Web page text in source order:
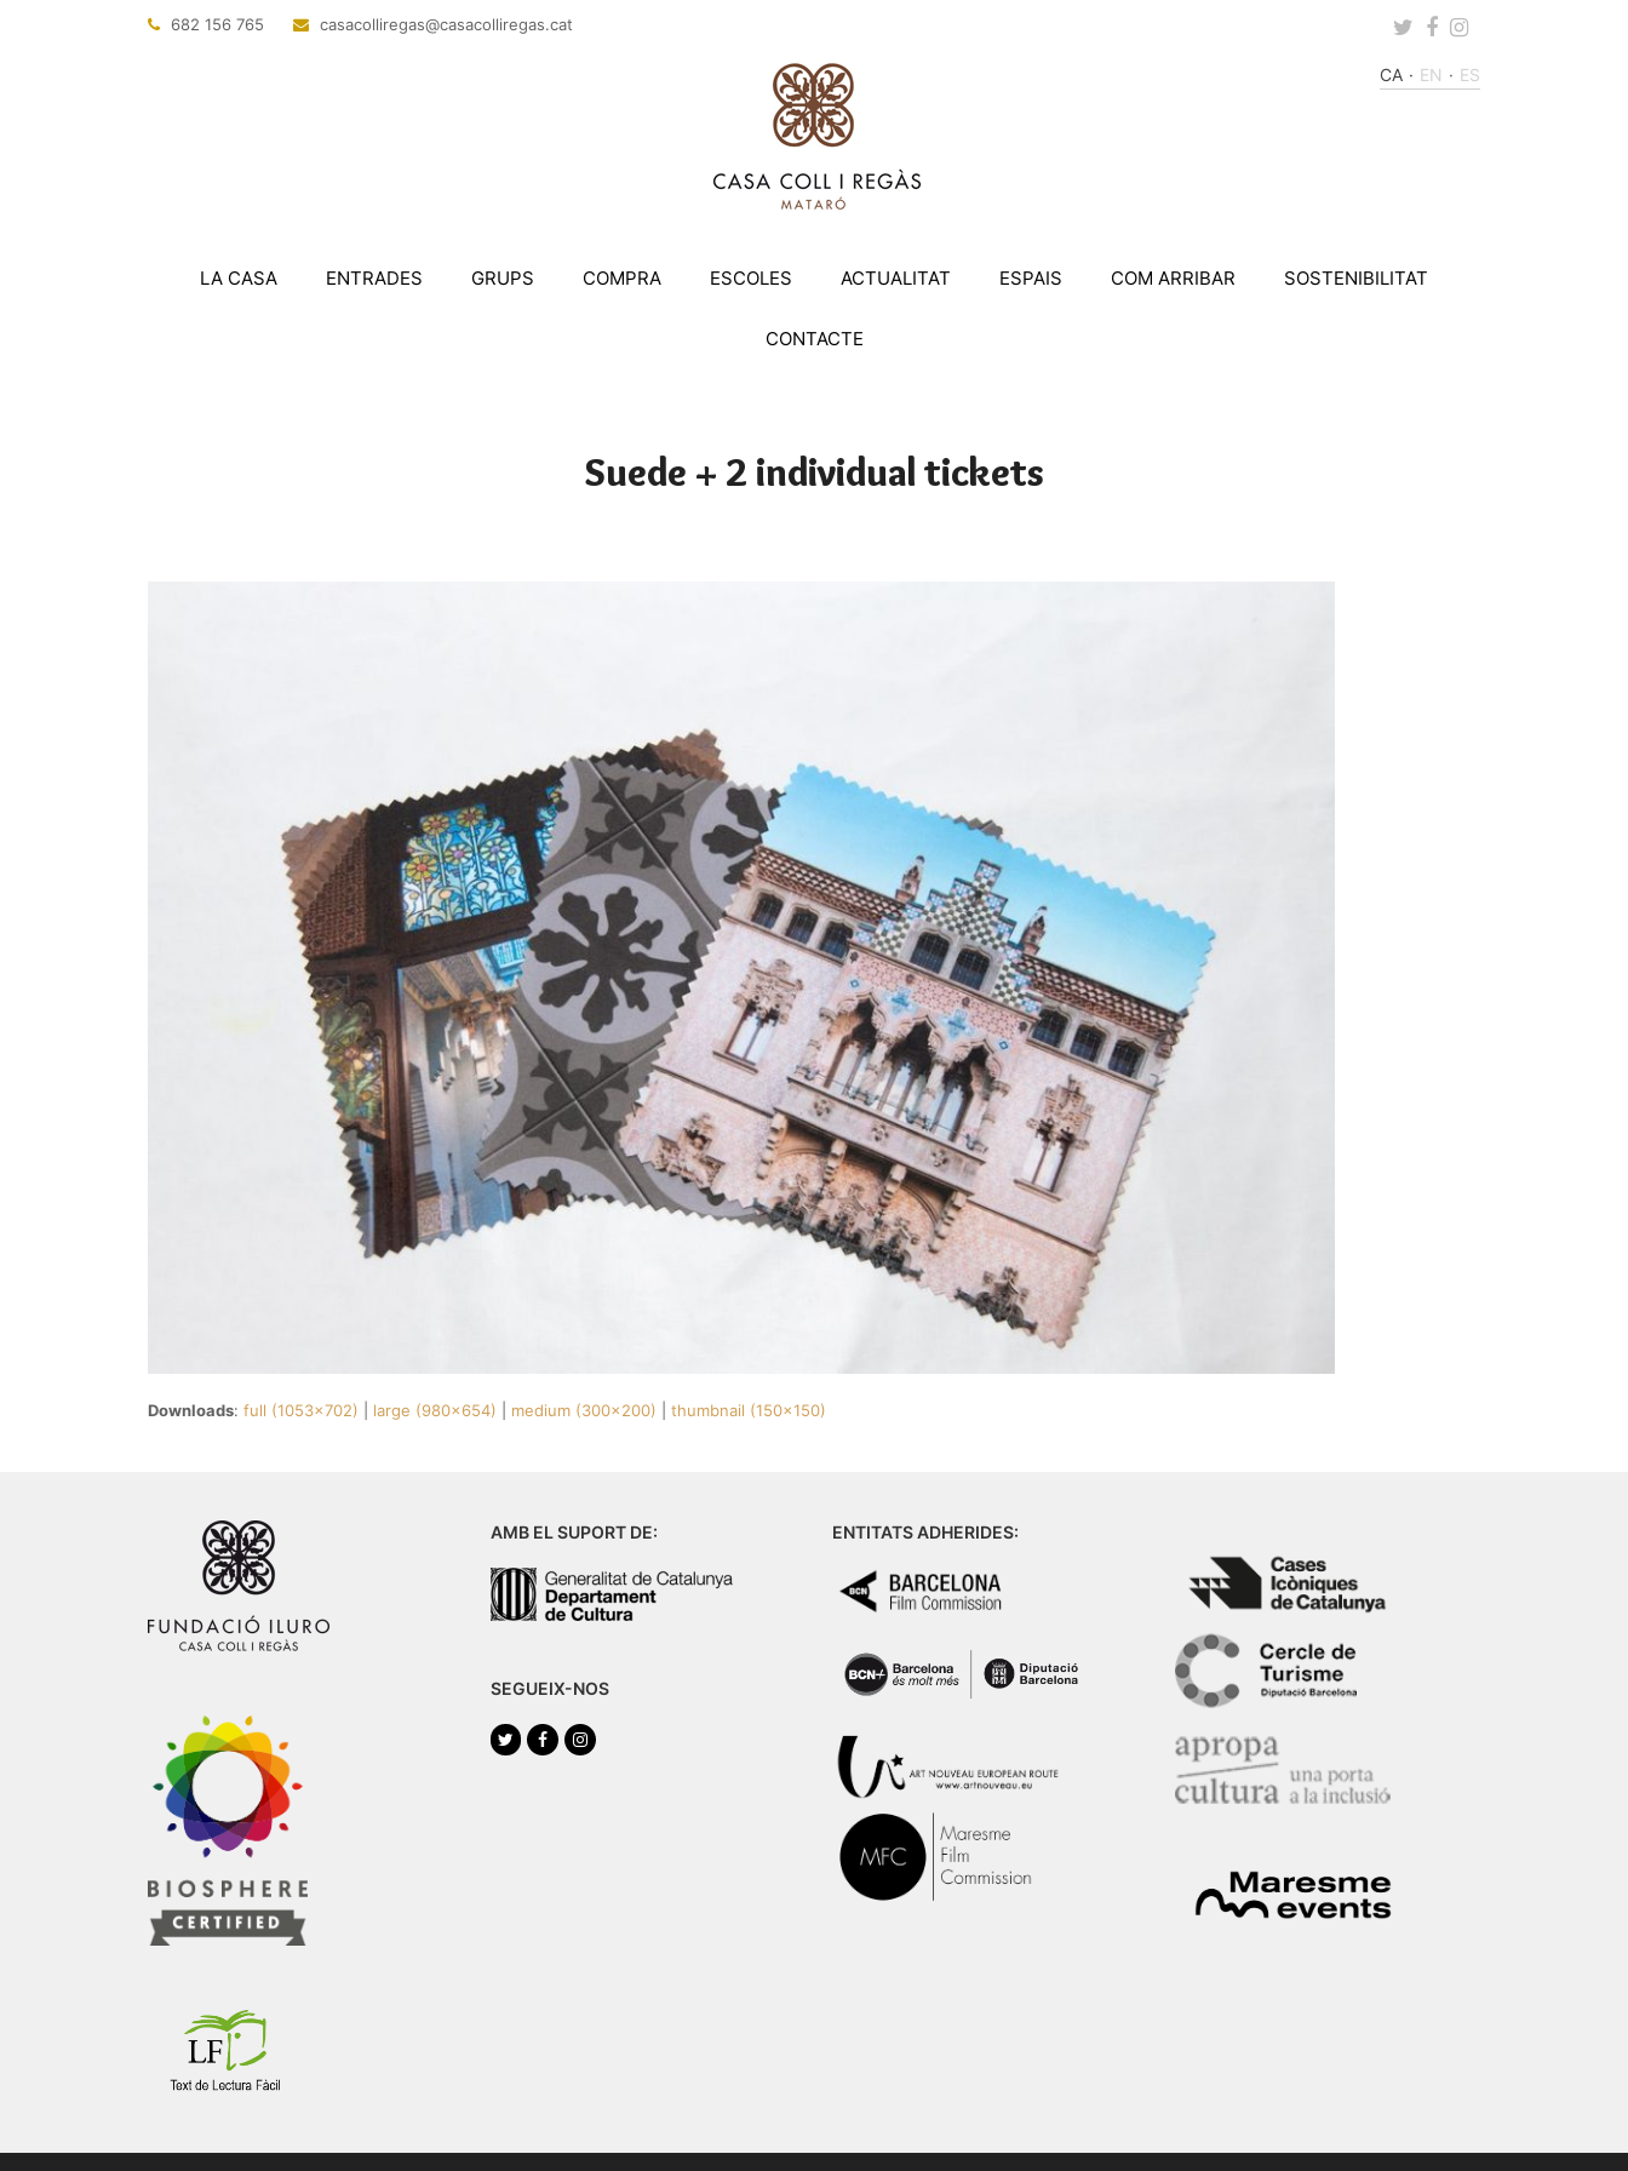
682 156 765 tac.sagerillocasac
@sagerillocasac Twitter
Facebook
Instagram
CA EN ES
LA CASA ENTRADES GRUPS COMPRA ESCOLES ACTUALITAT ESPAIS COM ARRIBAR SOSTENIBILITAT
CONTACTE
Suede + 2 individual tickets
Downloads: full (1053x702) large (980x654) medium (300x200) thumbnail (150x150)
AMB EL SUPORT DE:
SEGUEIX-NOS
TwitterFacebookInstagram
ENTITATS ADHERIDES: